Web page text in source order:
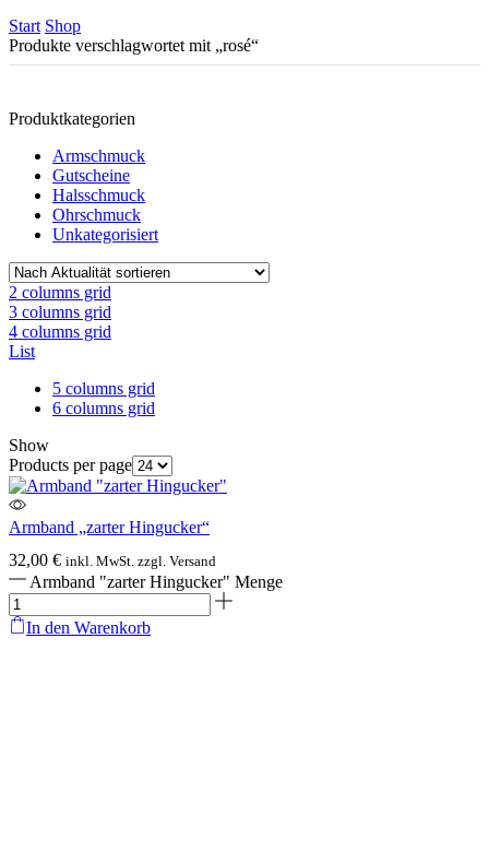
Start Shop
Produkte verschlagwortet mit „rosé“
Produktkategorien
Armschmuck
Gutscheine
Halsschmuck
Ohrschmuck
Unkategorisiert
2 columns grid
3 columns grid
4 columns grid
List
5 columns grid
6 columns grid
Show
Products per page
Armband „zarter Hingucker“
32,00 € inkl. MwSt. zzgl. Versand
Armband "zarter Hingucker" Menge
In den Warenkorb